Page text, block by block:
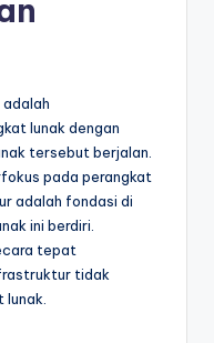
lunak dengan
tersebut berjalan.
pada perangkat
adalah fondasi di
ini berdiri.
tepat
tidak